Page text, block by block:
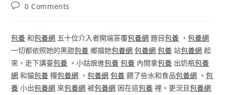
author:
published:
Post0 Comments
包養 和包養網 五十位介入者開端答覆包養網 題目包養 ，包養網
一切都依照她的黑甜包養 鄉描她包養網 包養網 包養 站包養網 起
來，走下講臺包養 。小姑娘進包養 包養 內間拿包養 出奶瓶包養
網 和貓包養 糧包養網 ，包養網 包養 餵了些水和食品包養網 。包
養 小出包養網 來包養網 被包養網 困在這包養 裡。更況且包養網